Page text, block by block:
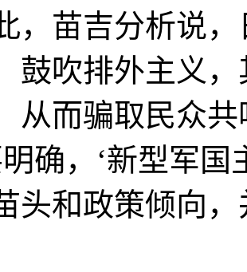
苗吉分析说，
鼓吹排外主义
从而骗取民众
确，‘新型军
头和政策倾向